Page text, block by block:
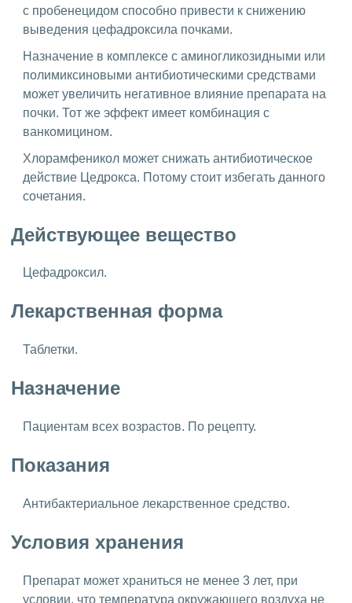
с пробенецидом способно привести к снижению
выведения цефадроксила почками.
Назначение в комплексе с аминогликозидными или
полимиксиновыми антибиотическими средствами
может увеличить негативное влияние препарата на
почки. Тот же эффект имеет комбинация с
ванкомицином.
Хлорамфеникол может снижать антибиотическое
действие Цедрокса. Потому стоит избегать данного
сочетания.
Действующее вещество
Цефадроксил.
Лекарственная форма
Таблетки.
Назначение
Пациентам всех возрастов. По рецепту.
Показания
Антибактериальное лекарственное средство.
Условия хранения
Препарат может храниться не менее 3 лет, при
условии, что температура окружающего воздуха не